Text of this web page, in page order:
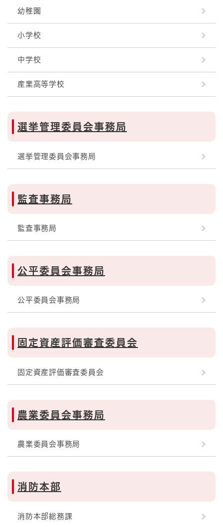
幼稚園
小学校
中学校
産業高等学校
選挙管理委員会事務局
選挙管理委員会事務局
監査事務局
監査事務局
公平委員会事務局
公平委員会事務局
固定資産評価審査委員会
固定資産評価審査委員会
農業委員会事務局
農業委員会事務局
消防本部
消防本部総務課